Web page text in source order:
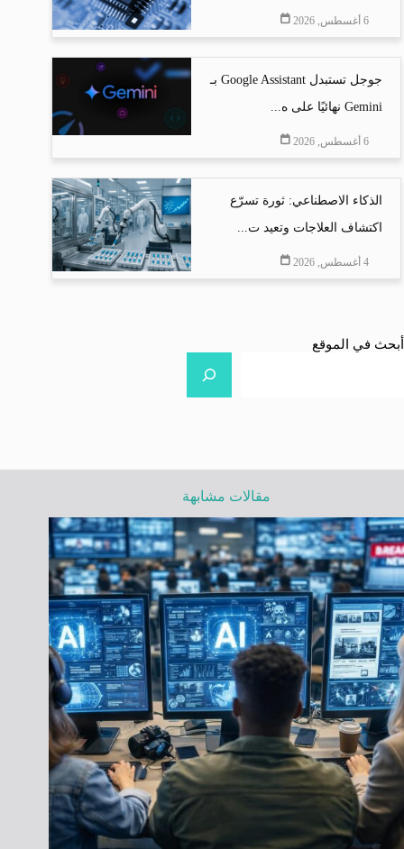
6 أغسطس, 2026
جوجل تستبدل Google Assistant بـ
Gemini نهائيًا على ه...
6 أغسطس, 2026
الذكاء الاصطناعي: ثورة تسرّع
اكتشاف العلاجات وتعيد ت...
4 أغسطس, 2026
أبحث في الموقع
مقالات مشابهة